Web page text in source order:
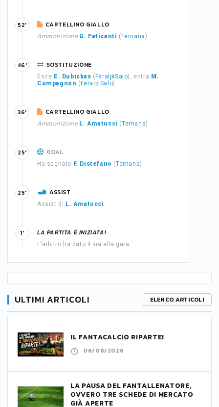
CARTELLINO GIALLO
Ammonizione G. Faticanti (Ternana)
52'
SOSTITUZIONE
Esce E. Dubickas ( FeralpiSalo), entra M.
Compagnon ( FeralpiSalo)
46'
CARTELLINO GIALLO
Ammonizione L. Amatucci (Ternana)
36'
GOAL
Ha segnato F. Distefano (Ternana)
25'
ASSIST
Assist di L. Amatucci
25'
LA PARTITA È INIZIATA!
L'arbitro ha dato il via alla gara.
1'
ULTIMI ARTICOLI ELENCO ARTICOLI
IL FANTACALCIO RIPARTE!
06/08/2026
LA PAUSA DEL FANTALLENATORE,
OVVERO TRE SCHEDE DI MERCATO
GIÀ APERTE